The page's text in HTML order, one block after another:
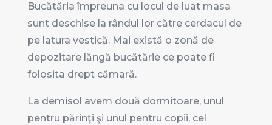
Bucătăria împreuna cu locul de luat masa
sunt deschise la rândul lor către cerdacul de
pe latura vestică. Mai există o zonă de
depozitare lăngă bucătărie ce poate fi
folosita drept cămară.
La demisol avem două dormitoare, unul
pentru părinţi şi unul pentru copii, cel